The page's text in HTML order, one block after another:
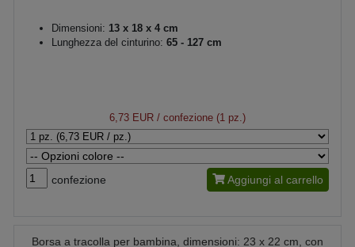
Dimensioni: 13 x 18 x 4 cm
Lunghezza del cinturino: 65 - 127 cm
6,73 EUR / confezione (1 pz.)
confezione Aggiungi al carrello
Borsa a tracolla per bambina, dimensioni: 23 x 22 cm, con